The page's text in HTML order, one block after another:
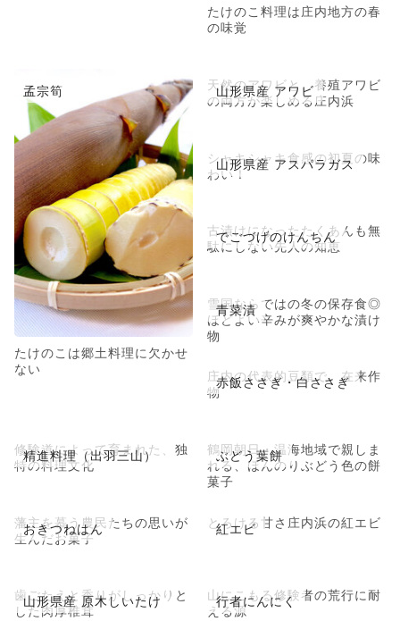
たけのこ料理は庄内地方の春
の味覚
孟宗筍
たけのこは郷土料理に欠かせ
ない
山形県産 アワビ
天然のアワビと、養殖アワビ
の両方が楽しめる庄内浜
山形県産 アスパラガス
シャキシャキ食感の初夏の味
わい！
でごづげのけんちん
古漬けになったたくあんも無
駄にしない先人の知恵
青菜漬
雪国ならではの冬の保存食◎
ほどよい辛みが爽やかな漬け
物
赤飯ささぎ・白ささぎ
庄内の代表的豆類で、在来作
物
精進料理（出羽三山）
修験道によって育まれた、独
特の料理文化
ぶどう葉餅
鶴岡朝日・温海地域で親しま
れる、ほんのりぶどう色の餅
菓子
おきつねはん
藩主を慕う農民たちの思いが
生んだお菓子
紅エビ
とろける甘さ庄内浜の紅エビ
山形県産 原木しいたけ
歯ごたえと香りがしっかりと
した肉厚椎茸
行者にんにく
山にこもる修験者の荒行に耐
える源